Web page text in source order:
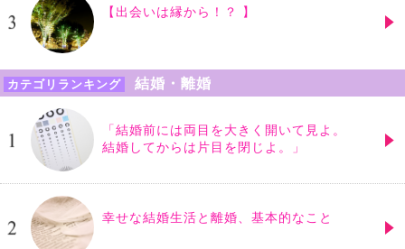
【出会いは縁から！？ 】
カテゴリランキング 結婚・離婚
「結婚前には両目を大きく開いて見よ。
結婚してからは片目を閉じよ。」
幸せな結婚生活と離婚、基本的なこと